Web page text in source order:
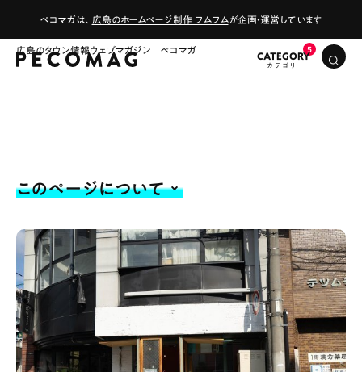
ペコマガは、 広島のホームページ制作 フムフムが企画・運営しています
広島のタウン情報ウェブマガジン ペコマガ
CATEGORY
# ファミリーにおすすめ
# 女子旅におすすめ
# 中区
# テイクアウト # パン # コーヒー
# 宮島
Special Life
このページについて